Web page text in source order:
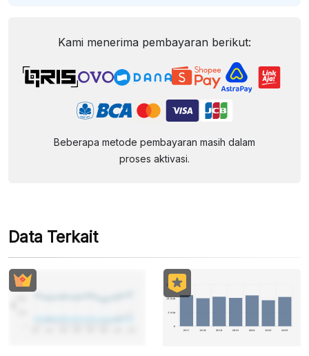
Kami menerima pembayaran berikut:
Beberapa metode pembayaran masih dalam
proses aktivasi.
Data Terkait